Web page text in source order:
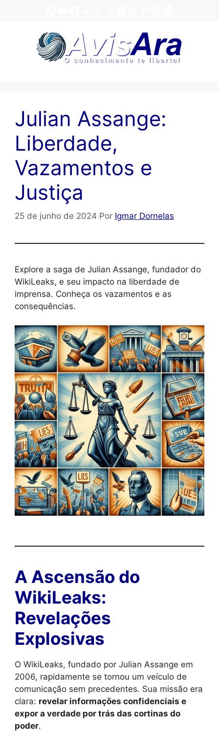
Julian Assange:
Liberdade,
Vazamentos e
Justiça
25 de junho de 2024 Por Igmar Dornelas
Explore a saga de Julian Assange, fundador do
WikiLeaks, e seu impacto na liberdade de
imprensa. Conheça os vazamentos e as
consequências.
A Ascensão do
WikiLeaks:
Revelações
Explosivas
O WikiLeaks, fundado por Julian Assange em
2006, rapidamente se tornou um veículo de
comunicação sem precedentes. Sua missão era
clara: revelar informações confidenciais e
expor a verdade por trás das cortinas do
poder.